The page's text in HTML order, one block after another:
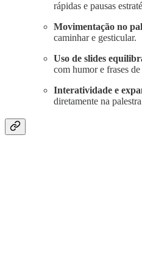
rápidas e pausas
Movimentação no
caminhar e gesticular.
Uso de slides
com humor e frases
Interatividade e
diretamente na